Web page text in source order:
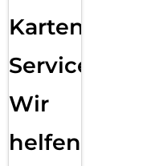
Karten
Service:
Wir
helfen